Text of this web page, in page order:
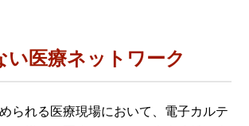
い医療ネットワーク
られる医療現場において、電子カルテ